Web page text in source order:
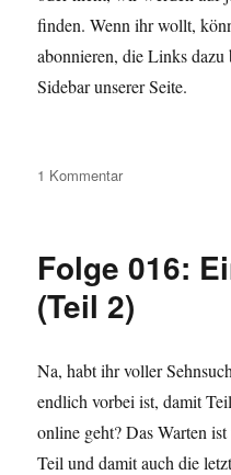
finden. Wenn ihr wollt,
abonnieren, die Links
Sidebar unserer Seite.
1 Kommentarzu
Affen
gern
Folge 016:
(Teil 2)
Na, habt ihr voller
endlich vorbei ist, damit
online geht? Das Warten
Teil und damit auch die